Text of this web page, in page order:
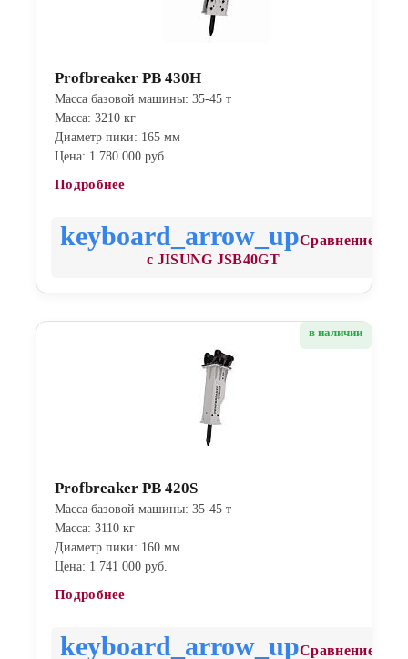
Profbreaker PB 430H
Масса базовой машины: 35-45 т
Масса: 3210 кг
Диаметр пики: 165 мм
Цена: 1 780 000 руб.
Подробнее
Сравнение
с JISUNG JSB40GT
в наличии
Profbreaker PB 420S
Масса базовой машины: 35-45 т
Масса: 3110 кг
Диаметр пики: 160 мм
Цена: 1 741 000 руб.
Подробнее
Сравнение